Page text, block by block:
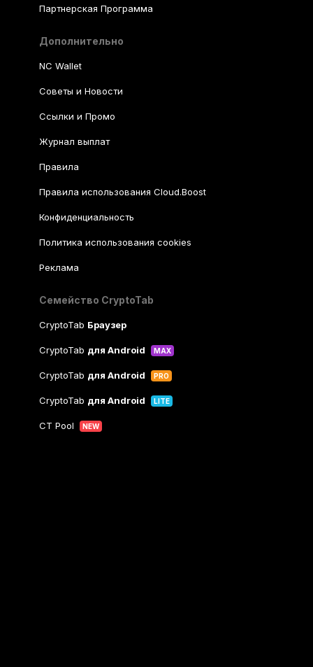
Партнерская Программа
Дополнительно
NC Wallet
Советы и Новости
Ссылки и Промо
Журнал выплат
Правила
Правила использования Cloud.Boost
Конфиденциальность
Политика использования cookies
Реклама
Семейство CryptoTab
CryptoTab Браузер
CryptoTab для Android MAX
CryptoTab для Android PRO
CryptoTab для Android LITE
CT Pool NEW